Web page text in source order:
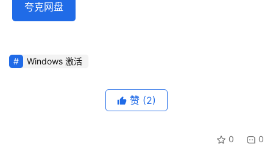
夸克网盘
Windows 激活
赞 (2)
0 0